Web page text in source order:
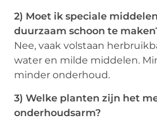
2) Moet ik speciale
duurzaam schoon te
Nee, vaak volstaan
water en milde middelen.
minder onderhoud.
3) Welke planten zijn het
onderhoudsarm?